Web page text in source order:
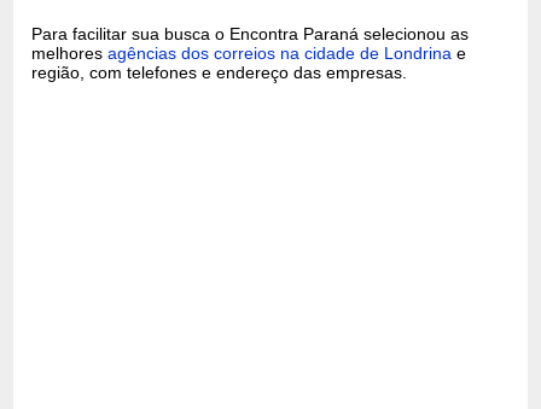
Para facilitar sua busca o Encontra Paraná selecionou as
melhoresagências dos correios na cidade de Londrina e
região, com telefones e endereço das empresas.